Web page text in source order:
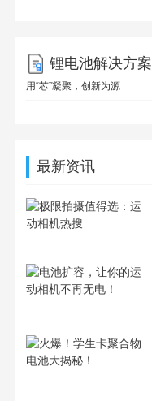
锂电池解决方案
用“芯”凝聚，创新为源
最新资讯